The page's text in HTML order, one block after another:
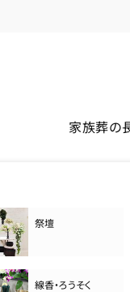
家族葬の
祭壇
線香・ろうそく